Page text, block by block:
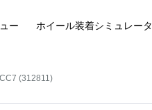
ー ホイール装着シミュレータ
(312811)